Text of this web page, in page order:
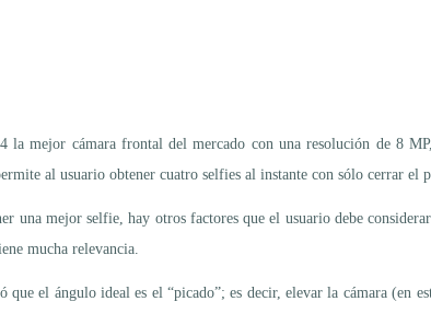
mejor cámara frontal del mercado con una resolución de 8
al usuario obtener cuatro selfies al instante con sólo cerrar el
una mejor selfie, hay otros factores que el usuario debe
mucha relevancia.
el ángulo ideal es el “picado”; es decir, elevar la cámara (en